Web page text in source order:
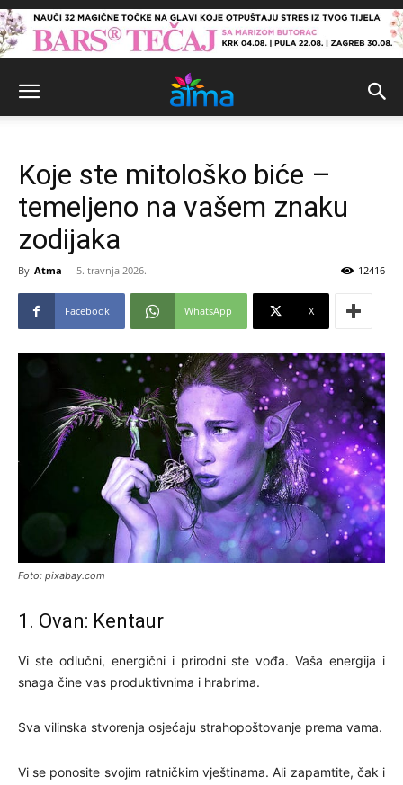
Koje ste mitološko biće –
temeljeno na vašem znaku
zodijaka
By Atma - 5. travnja 2026. 12416
Facebook WhatsApp X
Foto: pixabay.com
1. Ovan: Kentaur
Vi ste odlučni, energični i prirodni ste vođa. Vaša energija i
snaga čine vas produktivnima i hrabrima.
Sva vilinska stvorenja osjećaju strahopoštovanje prema vama.
Vi se ponosite svojim ratničkim vještinama. Ali zapamtite, čak i